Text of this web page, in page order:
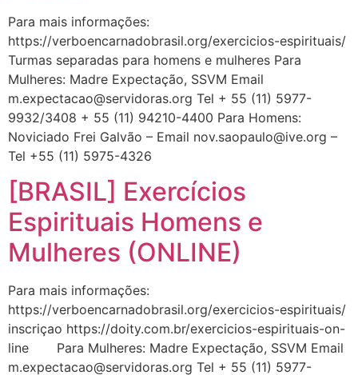
Para mais informações:
https://verboencarnadobrasil.org/exercicios-espirituais/
Turmas separadas para homens e mulheres Para
Mulheres: Madre Expectação, SSVM Email
m.expectacao@servidoras.org Tel + 55 (11) 5977-
9932/3408 + 55 (11) 94210-4400 Para Homens:
Noviciado Frei Galvão – Email nov.saopaulo@ive.org –
Tel +55 (11) 5975-4326
[BRASIL] Exercícios
Espirituais Homens e
Mulheres (ONLINE)
Para mais informações:
https://verboencarnadobrasil.org/exercicios-espirituais/
inscriçao https://doity.com.br/exercicios-espirituais-on-
line Para Mulheres: Madre Expectação, SSVM Email
m.expectacao@servidoras.org Tel + 55 (11) 5977-